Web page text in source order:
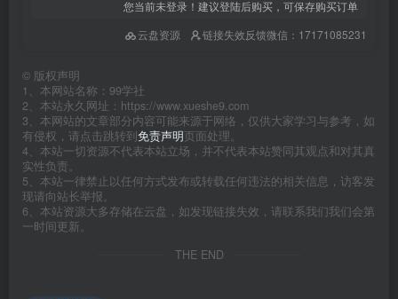
您当前未登录！建议登陆后购买，可保存购买订单
云盘资源
链接失效反馈微信：17171085231
© 版权声明
1、本网站名称：99学社
2、本站永久网址：https://www.xueshe9.com
3、本网站的文章部分内容可能来源于网络，仅供大家学习与参考，如
有侵权，请点击跳转到免责声明页面处理。
4、本站一切资源不代表本站立场，并不代表本站赞同其观点和对其真
实性负责。
5、本站一律禁止以任何方式发布或转载任何违法的相关信息，访客发
现请向站长举报。
6、本站资源大多存储在云盘，如发现链接失效，请联系我们我们会第
一时间更新。
THE END